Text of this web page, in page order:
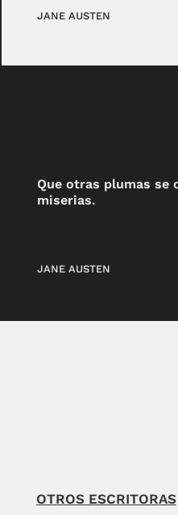
JANE AUSTEN
Que otras plumas se
miserias.
JANE AUSTEN
OTROS ESCRITORAS